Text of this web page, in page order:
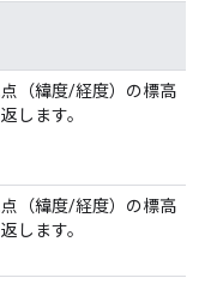
（緯度/経度）の標高
します。
（緯度/経度）の標高
します。